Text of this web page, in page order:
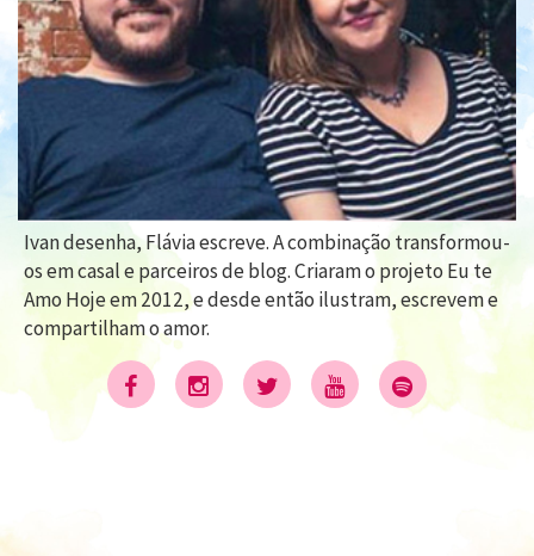
Ivan desenha, Flávia escreve. A combinação transformou-
os em casal e parceiros de blog. Criaram o projeto Eu te
Amo Hoje em 2012, e desde então ilustram, escrevem e
compartilham o amor.